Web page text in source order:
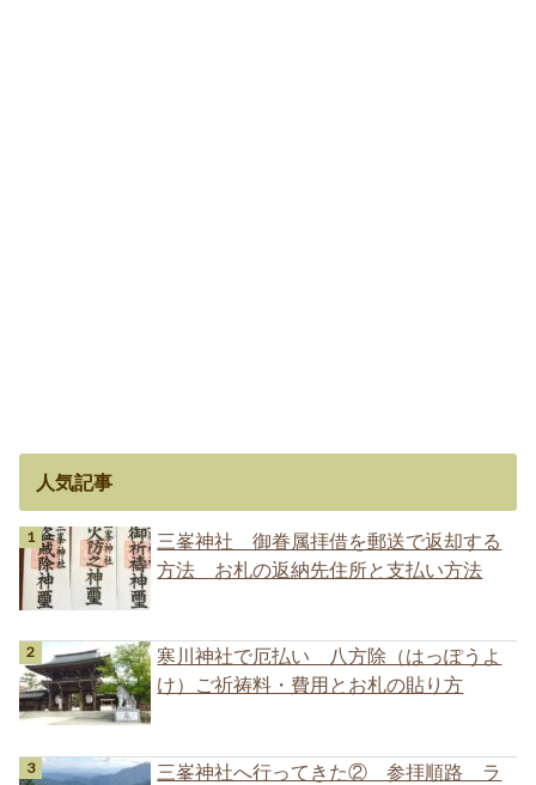
人気記事
三峯神社 御眷属拝借を郵送で返却する
方法 お札の返納先住所と支払い方法
寒川神社で厄払い 八方除（はっぽうよ
け）ご祈祷料・費用とお札の貼り方
三峯神社へ行ってきた② 参拝順路 ラ